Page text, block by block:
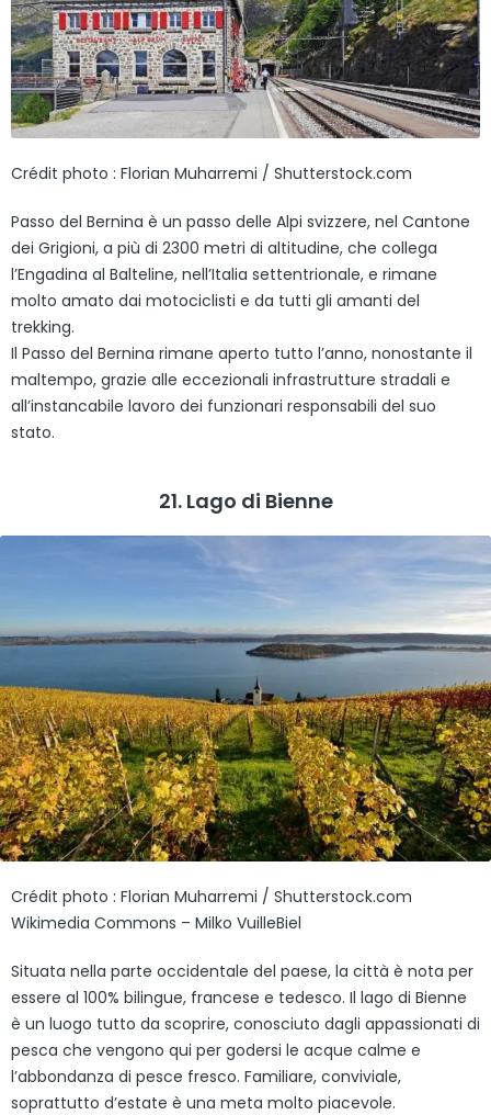
Crédit photo : Florian Muharremi / Shutterstock.com
Passo del Bernina è un passo delle Alpi svizzere, nel Cantone
dei Grigioni, a più di 2300 metri di altitudine, che collega
l’Engadina al Balteline, nell’Italia settentrionale, e rimane
molto amato dai motociclisti e da tutti gli amanti del
trekking.
Il Passo del Bernina rimane aperto tutto l’anno, nonostante il
maltempo, grazie alle eccezionali infrastrutture stradali e
all’instancabile lavoro dei funzionari responsabili del suo
stato.
21. Lago di Bienne
Crédit photo : Florian Muharremi / Shutterstock.com
Wikimedia Commons – Milko VuilleBiel
Situata nella parte occidentale del paese, la città è nota per
essere al 100% bilingue, francese e tedesco. Il lago di Bienne
è un luogo tutto da scoprire, conosciuto dagli appassionati di
pesca che vengono qui per godersi le acque calme e
l’abbondanza di pesce fresco. Familiare, conviviale,
soprattutto d’estate è una meta molto piacevole.